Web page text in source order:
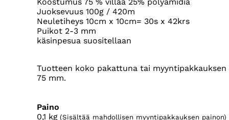
Koostumus 75 % villaa 25% polyamidia
Juoksevuus 100g / 420m
Neuletiheys 10cm x 10cm= 30s x 42krs
Puikot 2-3 mm
käsinpesua suositellaan
Tuotteen koko pakattuna tai
75 mm.
Paino
0,1 kg (Sisältää mahdollisen myyntipakkauksen painon)